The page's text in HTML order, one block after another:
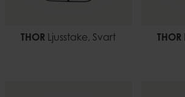
THOR Ljusstake, Svart THOR